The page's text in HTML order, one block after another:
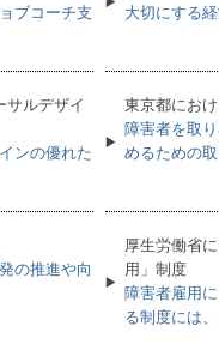
ブコーチ支
大切にする
サルデザイ
ンの優れた
東京都にお
障害者を取
めるための
の推進や向
厚生労働省
用」制度
障害者雇用
る制度には